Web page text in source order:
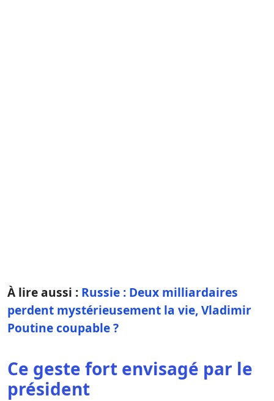
À lire aussi : Russie : Deux milliardaires
perdent mystérieusement la vie, Vladimir
Poutine coupable ?
Ce geste fort envisagé par le
président